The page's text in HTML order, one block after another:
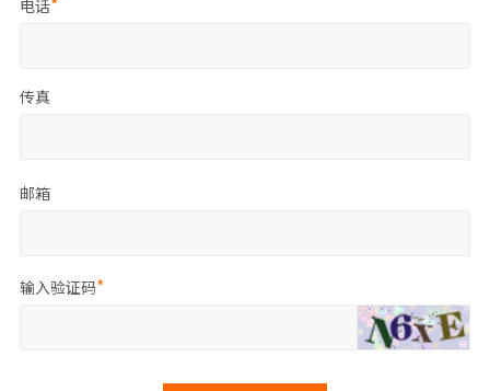
电话
传真
邮箱
输入验证码